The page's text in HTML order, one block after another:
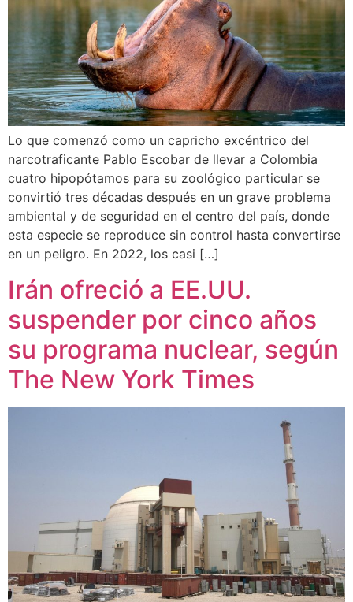
Lo que comenzó como un capricho excéntrico del
narcotraficante Pablo Escobar de llevar a Colombia
cuatro hipopótamos para su zoológico particular se
convirtió tres décadas después en un grave problema
ambiental y de seguridad en el centro del país, donde
esta especie se reproduce sin control hasta convertirse
en un peligro. En 2022, los casi […]
Irán ofreció a EE.UU.
suspender por cinco años
su programa nuclear, según
The New York Times